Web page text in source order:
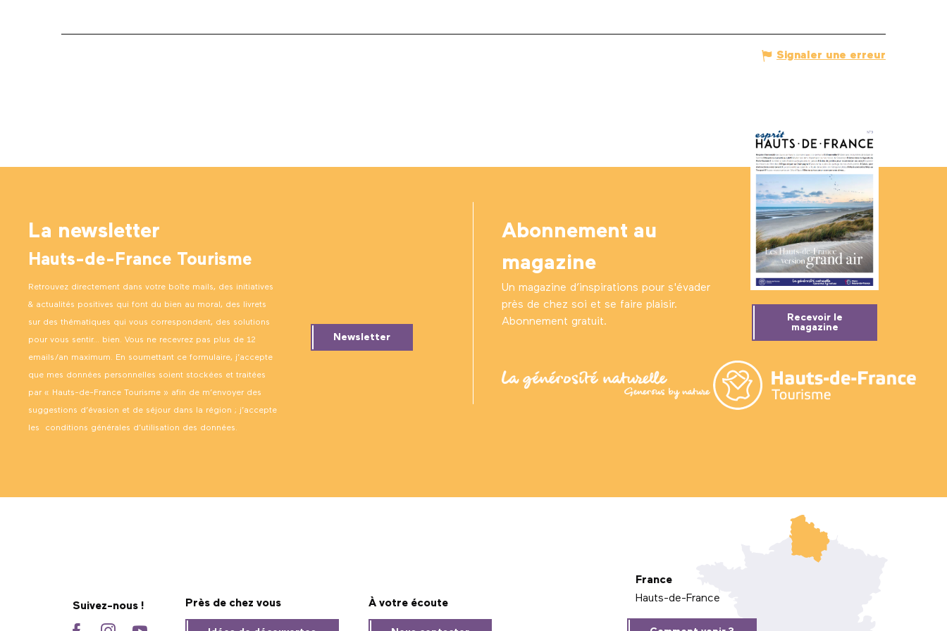
Signaler une erreur
La newsletter
Hauts-de-France Tourisme
Retrouvez directement dans votre boîte mails, des initiatives
& actualités positives qui font du bien au moral, des livrets
sur des thématiques qui vous correspondent, des solutions
pour vous sentir… bien. Vous ne recevrez pas plus de 12
emails/an maximum. En soumettant ce formulaire, j’accepte
que mes données personnelles soient stockées et traitées
par « Hauts-de-France Tourisme » afin de m’envoyer des
suggestions d’évasion et de séjour dans la région ; j’accepte
les conditions générales d’utilisation des données.
Newsletter
Abonnement au
magazine
Un magazine d’inspirations pour s'évader
près de chez soi et se faire plaisir.
Abonnement gratuit.
Recevoir le
magazine
Suivez-nous ! Près de chez vous À votre écoute
France
Hauts-de-France